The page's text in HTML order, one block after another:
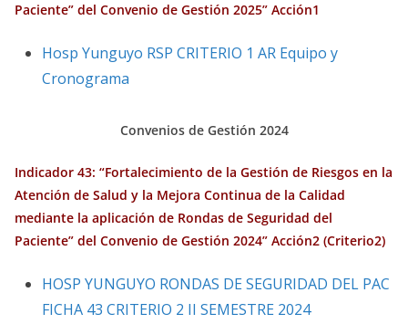
Paciente” del Convenio de Gestión 2025” Acción1
Hosp Yunguyo RSP CRITERIO 1 AR Equipo y
Cronograma
Convenios de Gestión 2024
Indicador 43: “Fortalecimiento de la Gestión de Riesgos en la
Atención de Salud y la Mejora Continua de la Calidad
mediante la aplicación de Rondas de Seguridad del
Paciente” del Convenio de Gestión 2024” Acción2 (Criterio2)
HOSP YUNGUYO RONDAS DE SEGURIDAD DEL PAC
FICHA 43 CRITERIO 2 II SEMESTRE 2024